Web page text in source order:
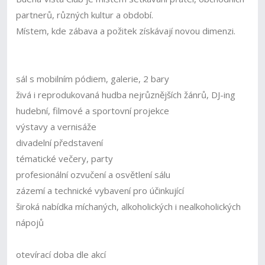
partnerů, různých kultur a období.
Místem, kde zábava a požitek získávají novou dimenzi.
sál s mobilním pódiem, galerie, 2 bary
živá i reprodukovaná hudba nejrůznějších žánrů, DJ-ing
hudební, filmové a sportovní projekce
výstavy a vernisáže
divadelní představení
tématické večery, party
profesionální ozvučení a osvětlení sálu
zázemí a technické vybavení pro účinkující
široká nabídka míchaných, alkoholických i nealkoholických
nápojů
otevírací doba dle akcí